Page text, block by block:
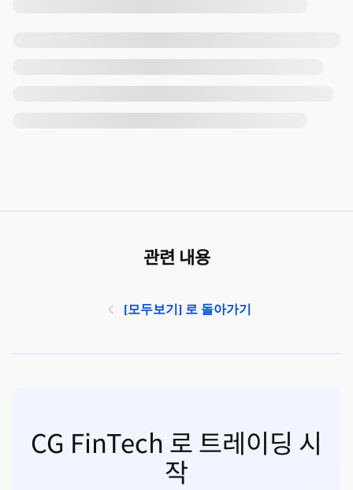
관련 내용
[모두보기] 로 돌아가기
CG FinTech 로 트레이딩 시
작